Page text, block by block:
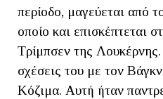
περίοδο, μαγεύεται από
οποίο και επισκέπτεται
Τρίμπσεν της
σχέσεις του με τον
Κόζιμα. Αυτή ήταν